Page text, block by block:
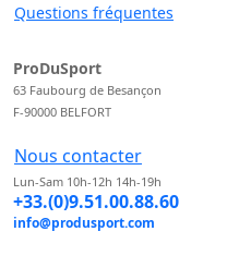
Questions fréquentes
ProDuSport
63 Faubourg de Besançon
F-90000 BELFORT
Nous contacter
Lun-Sam 10h-12h 14h-19h
+33.(0)9.51.00.88.60
info@produsport.com